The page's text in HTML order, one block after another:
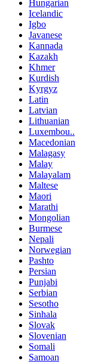
Hungarian
Icelandic
Igbo
Javanese
Kannada
Kazakh
Khmer
Kurdish
Kyrgyz
Latin
Latvian
Lithuanian
Luxembou..
Macedonian
Malagasy
Malay
Malayalam
Maltese
Maori
Marathi
Mongolian
Burmese
Nepali
Norwegian
Pashto
Persian
Punjabi
Serbian
Sesotho
Sinhala
Slovak
Slovenian
Somali
Samoan